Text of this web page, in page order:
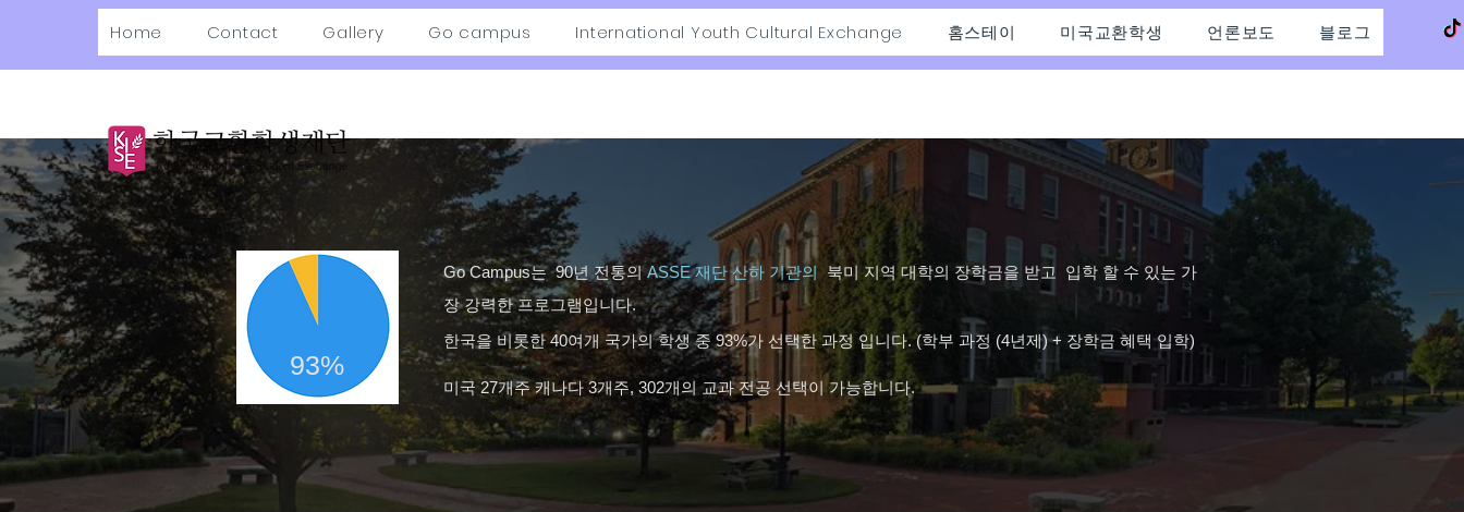
Home Contact Gallery Go campus International Youth Cultural Exchange 홈스테이 미국교환학생 언론보도 블로그
93%
Go Campus는 90년 전통의 ASSE 재단 산하 기관의
북미 지역 대학의 장학금을 받고 입학 할 수 있는 가
장 강력한 프로그램입니다.
한국을 비롯한 40여개 국가의 학생 중 93%가 선택한 과정 입니다. (학부 과정 (4년제) + 장학금 혜택 입학)
미국 27개주 캐나다 3개주, 302개의 교과 전공 선택이 가능합니다.